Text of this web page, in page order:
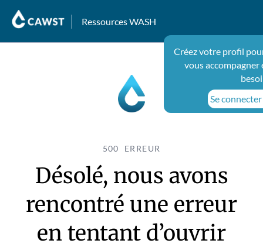
Ressources WASH
Créez votre profil
vous accompagner
Se
500 ERREUR
Désolé, nous avons
rencontré une erreur
en tentant d’ouvrir